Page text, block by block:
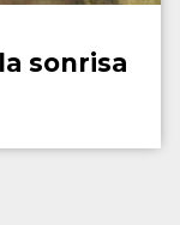
sonrisa